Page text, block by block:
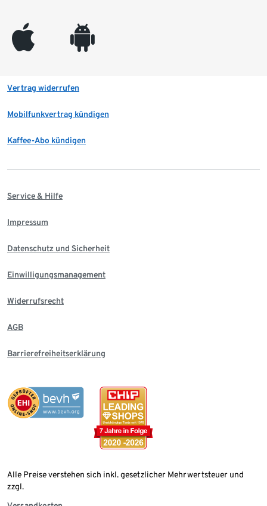
appleinc android
Vertrag widerrufen
Mobilfunkvertrag kündigen
Kaffee-Abo kündigen
Service & Hilfe
Impressum
Datenschutz und Sicherheit
Einwilligungsmanagement
Widerrufsrecht
AGB
Barrierefreiheitserklärung
Alle Preise verstehen sich inkl. gesetzlicher Mehrwertsteuer und
zzgl.